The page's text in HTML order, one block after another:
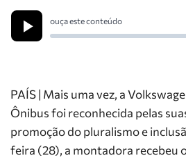
ouça este conteúdo
PAÍS | Mais uma vez, a
Ônibus foi reconhecida pelas
promoção do pluralismo e
feira (28), a montadora recebeu